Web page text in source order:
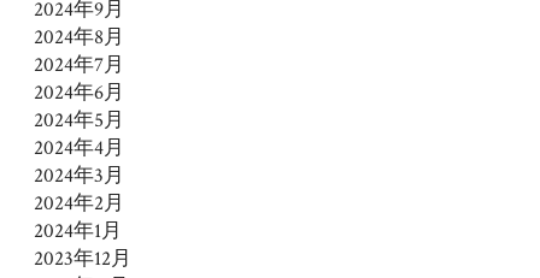
2024年9月
2024年8月
2024年7月
2024年6月
2024年5月
2024年4月
2024年3月
2024年2月
2024年1月
2023年12月